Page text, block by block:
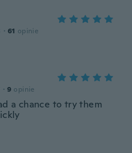
· 61 opinie
· 9 opinie
a chance to try them